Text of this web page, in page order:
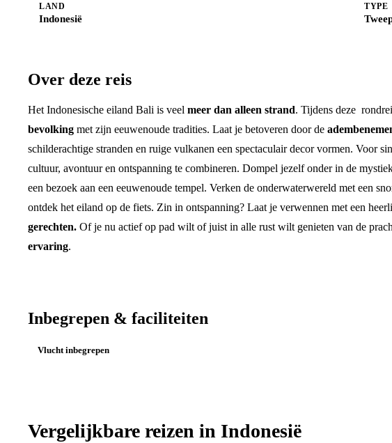
LAND
Indonesië
TYPE
Over deze reis
Het Indonesische eiland Bali is veel meer dan alleen strand. Tijdens deze
bevolking met zijn eeuwenoude tradities. Laat je betoveren door de
schilderachtige stranden en ruige vulkanen een spectaculair decor vormen. Voor
cultuur, avontuur en ontspanning te combineren. Dompel jezelf onder in de
een bezoek aan een eeuwenoude tempel. Verken de onderwaterwereld met een
ontdek het eiland op de fiets. Zin in ontspanning? Laat je verwennen met een
gerechten. Of je nu actief op pad wilt of juist in alle rust wilt genieten van de
ervaring.
Inbegrepen & faciliteiten
Vlucht inbegrepen
Vergelijkbare reizen in Indonesië